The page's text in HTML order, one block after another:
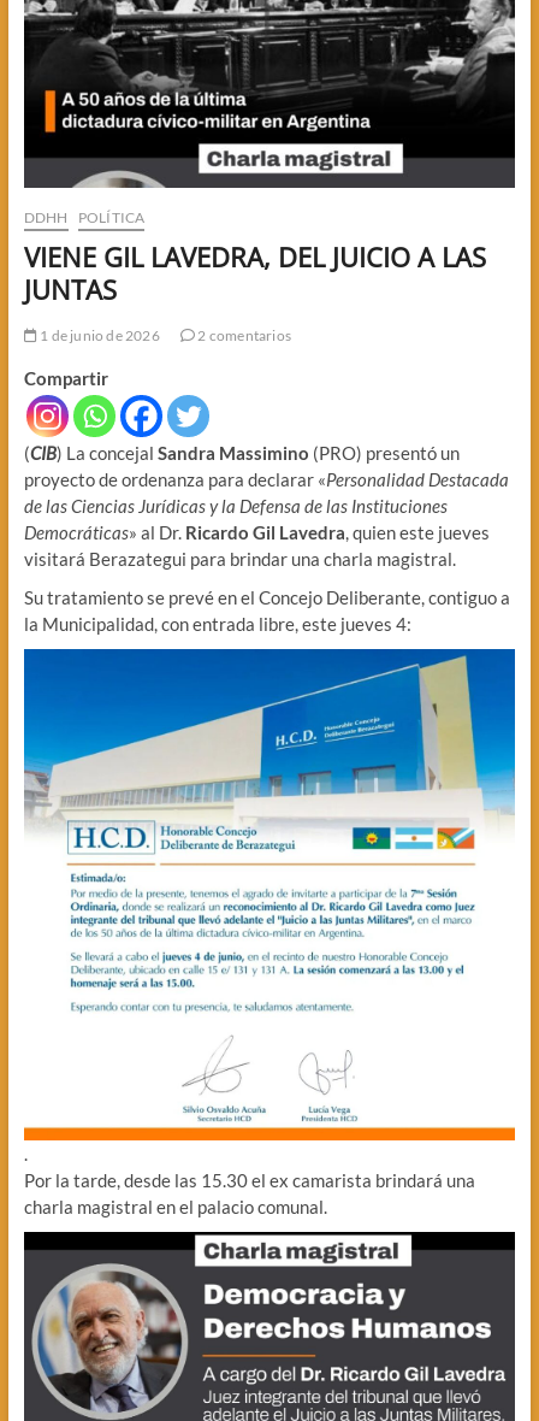
DDHH POLÍTICA
VIENE GIL LAVEDRA, DEL JUICIO A LAS
JUNTAS
1 de junio de 2026 2 comentarios
Compartir
​(CIB) La concejal Sandra Massimino (PRO) presentó un
proyecto de ordenanza para declarar «Personalidad Destacada
de las Ciencias Jurídicas y la Defensa de las Instituciones
Democráticas» al Dr. Ricardo Gil Lavedra, quien este jueves
visitará Berazategui para brindar una charla magistral.
Su tratamiento se prevé en el Concejo Deliberante, contiguo a
la Municipalidad, con entrada libre, este jueves 4:
.
Por la tarde, desde las 15.30 el ex camarista brindará una
charla magistral en el palacio comunal.